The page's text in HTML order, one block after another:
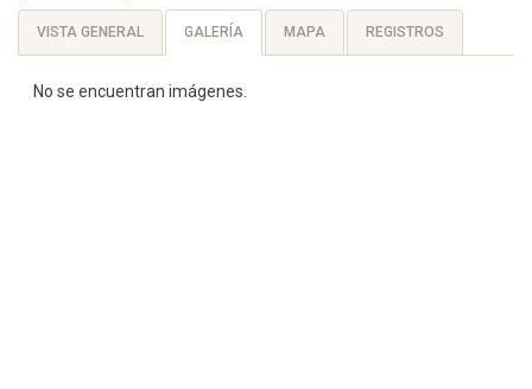
VISTA GENERAL GALERÍA MAPA REGISTROS
No se encuentran imágenes.